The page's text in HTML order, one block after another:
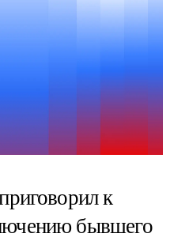
к
бывшего